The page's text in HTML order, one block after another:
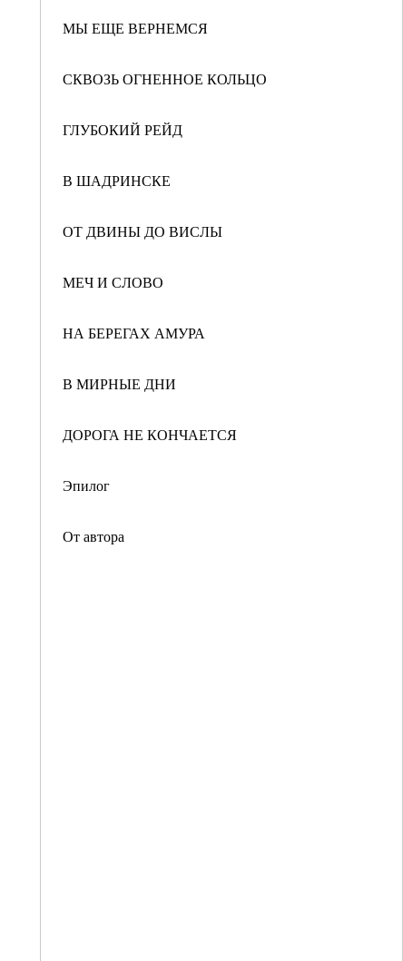
МЫ ЕЩЕ ВЕРНЕМСЯ
СКВОЗЬ ОГНЕННОЕ КОЛЬЦО
ГЛУБОКИЙ РЕЙД
В ШАДРИНСКЕ
ОТ ДВИНЫ ДО ВИСЛЫ
МЕЧ И СЛОВО
НА БЕРЕГАХ АМУРА
В МИРНЫЕ ДНИ
ДОРОГА НЕ КОНЧАЕТСЯ
Эпилог
От автора